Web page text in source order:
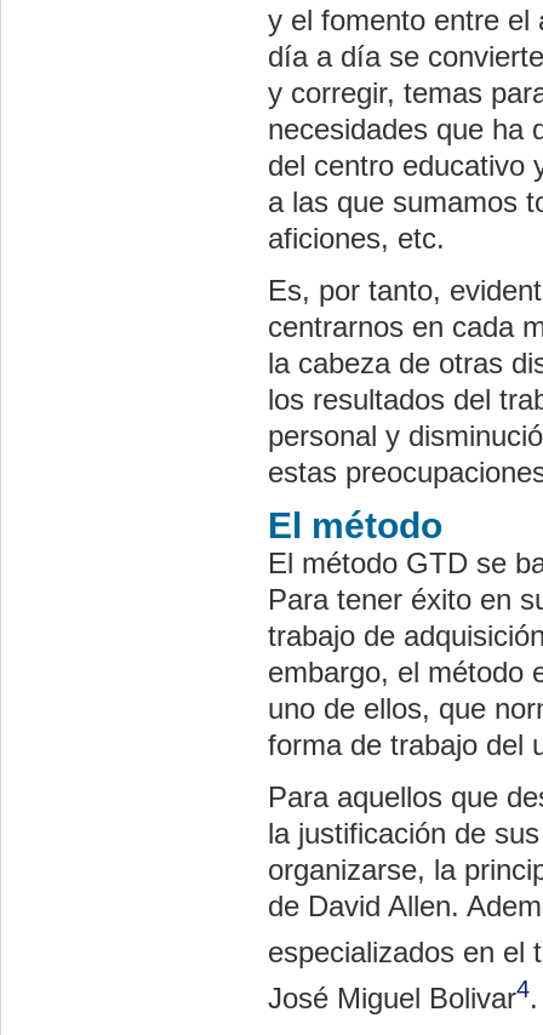
y el fomento entre el
día a día se
y corregir, temas
necesidades que ha
del centro educativo
a las que sumamos
aficiones, etc.
Es, por tanto,
centrarnos en cada
la cabeza de otras
los resultados del
personal y
estas
El método
El método GTD se
Para tener éxito en
trabajo de
embargo, el método
uno de ellos, que
forma de trabajo del
Para aquellos que
la justificación de
organizarse, la
de David Allen.
especializados en el
José Miguel Bolivar4.